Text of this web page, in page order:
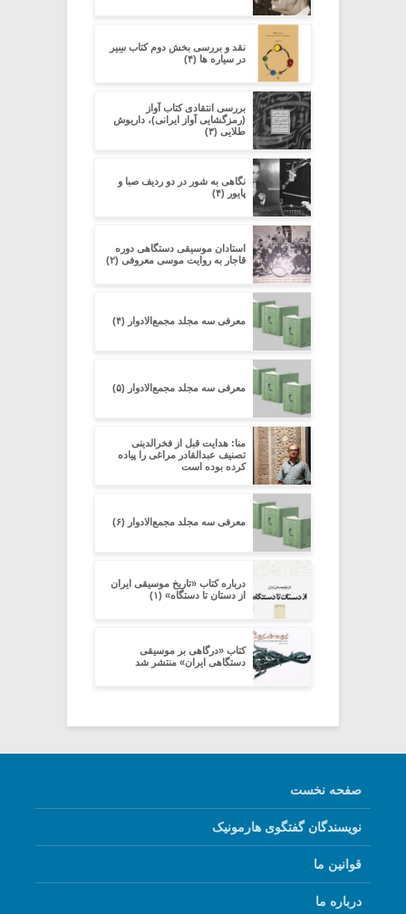
نقد و بررسی بخش دوم کتاب سِیر
در سیاره ­ها (۴)
بررسی انتقادی کتاب آواز
(رمزگشایی آواز ایرانی)، داریوش
طلایی (۳)
نگاهی به شور در دو ردیف صبا و
پایور (۴)
استادان موسیقی دستگاهی دوره
قاجار به روایت موسی معروفی (۲)
معرفی سه مجلد مجمع‌الادوار (۴)
معرفی سه مجلد مجمع‌الادوار (۵)
منا: هدایت قبل از فخرالدینی
تصنیف عبدالقادر مراغی را پیاده
کرده بوده است
معرفی سه مجلد مجمع‌الادوار (۶)
درباره کتاب «تاریخ موسیقی ایران
از دستان تا دستگاه» (۱)
کتاب «درگاهی بر موسیقی
دستگاهی ایران» منتشر شد
صفحه نخست
نویسندگان گفتگوی هارمونیک
قوانین ما
درباره ما